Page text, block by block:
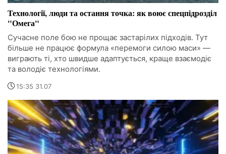
Технології, люди та остання точка: як воює спецпідрозділ
"Омега"
Сучасне поле бою не прощає застарілих підходів. Тут
більше не працює формула «перемоги силою маси» —
виграють ті, хто швидше адаптується, краще взаємодіє
та володіє технологіями.
15:35 31.07